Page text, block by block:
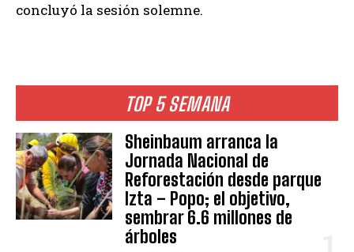
TOP 5 SEMANA
Sheinbaum arranca la
Jornada Nacional de
Reforestación desde parque
Izta – Popo; el objetivo,
sembrar 6.6 millones de
árboles
concluyó la sesión solemne.